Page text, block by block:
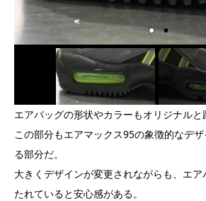
エアバッグの形状やカラーもオリジナルと
この部分もエアマックス95の象徴的なデ
る部分だ。
大きくデザインが変更されながらも、エ
たれていると安心感がある。